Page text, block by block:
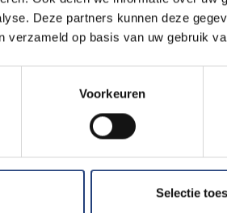
Deze partners kunnen deze
verzameld op basis van uw gebruik
Voorkeuren
Selectie
29 maart